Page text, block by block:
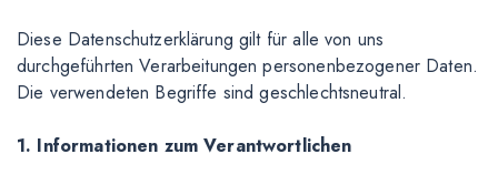
Diese Datenschutzerklärung gilt für alle von uns
durchgeführten Verarbeitungen personenbezogener Daten.
Die verwendeten Begriffe sind geschlechtsneutral.
1. Informationen zum Verantwortlichen